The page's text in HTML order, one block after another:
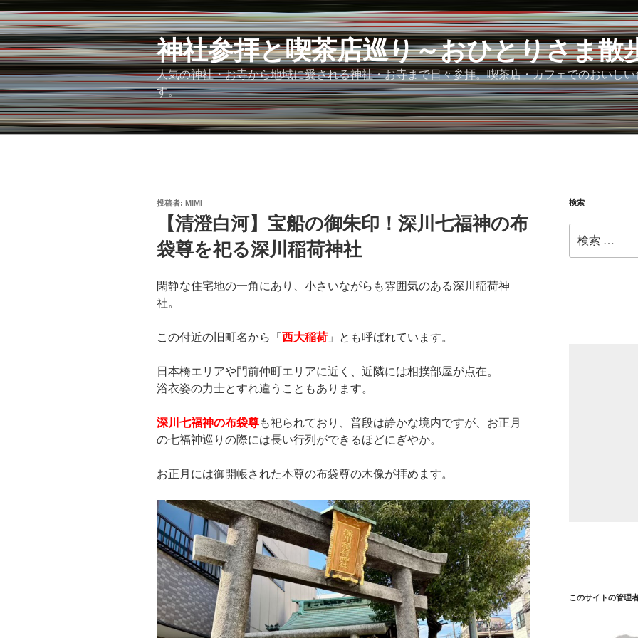
ン
テ
ン
ツ
へ
ス
キ
神社参拝と喫茶店巡り～おひとりさま散
人気の神社・お寺から地域に愛される神社・お寺まで日々参拝。喫茶店・カフェでのおいし
す。
投
投稿者: MIMI
【清澄白河】宝船の御朱印！深川七福神の布
袋尊を祀る深川稲荷神社
閑静な住宅地の一角にあり、小さいながらも雰囲気のある深川稲荷神
社。
この付近の旧町名から「 西大稲荷 」とも呼ばれています。
日本橋エリアや門前仲町エリアに近く、近隣には相撲部屋が点在。
浴衣姿の力士とすれ違うこともあります。
深川七福神の布袋尊も祀られており、普段は静かな境内ですが、お正月
の七福神巡りの際には長い行列ができるほどにぎやか。
お正月には御開帳された本尊の布袋尊の木像が拝めます。
検索
索:
このサイトの管理